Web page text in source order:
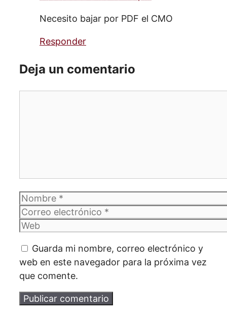
Necesito bajar por PDF el CMO
Responder
Deja un comentario
Nombre
Correo
electrónico
Web
Guarda mi nombre, correo electrónico y
web en este navegador para la próxima vez
que comente.